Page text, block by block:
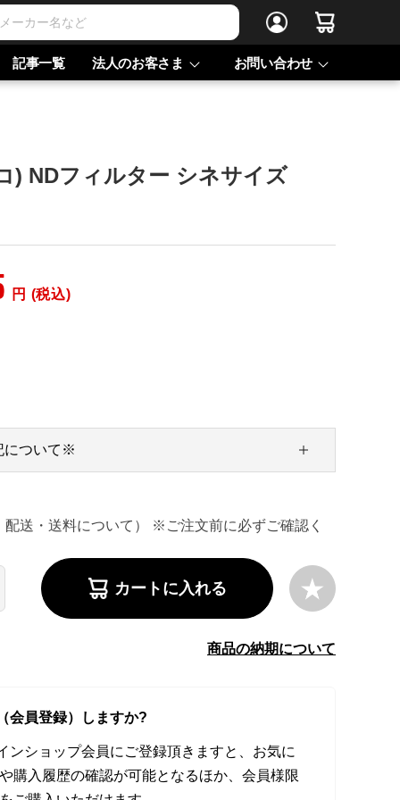
記事一覧 法人のお客さま お問い合わせ
) NDフィルター シネサイズ
円 (税込)
送・送料について） ※ご注文前に必ずご確認く
について※
カートに入れる
商品の納期について
会員登録）しますか?
ンショップ会員にご登録頂きますと、お気に
購入履歴の確認が可能となるほか、会員様限